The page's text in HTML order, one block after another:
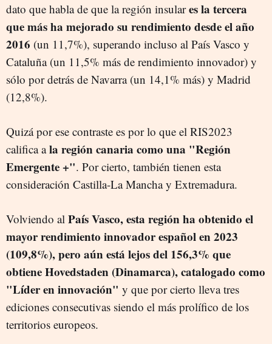
dato que habla de que la región insulares la tercera
que más ha mejorado su rendimiento desde el año
2016 (un 11,7%), superando incluso al País Vasco y
Cataluña (un 11,5% más de rendimiento innovador) y
sólo por detrás de Navarra (un 14,1% más) y Madrid
(12,8%).
Quizá por ese contraste es por lo que el RIS2023
califica ala región canaria como una "Región
Emergente +". Por cierto, también tienen esta
consideración Castilla-La Mancha y Extremadura.
Volviendo al País Vasco, esta región ha obtenido el
mayor rendimiento innovador español en 2023
(109,8%), pero aún está lejos del 156,3% que
obtiene Hovedstaden (Dinamarca), catalogado como
"Líder en innovación" y que por cierto lleva tres
ediciones consecutivas siendo el más prolífico de los
territorios europeos.